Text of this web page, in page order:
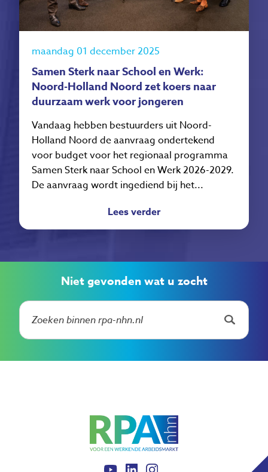
maandag 01 december 2025
Samen Sterk naar School en Werk:
Noord-Holland Noord zet koers naar
duurzaam werk voor jongeren
Vandaag hebben bestuurders uit Noord-
Holland Noord de aanvraag ondertekend
voor budget voor het regionaal programma
Samen Sterk naar School en Werk 2026-2029.
De aanvraag wordt ingediend bij het...
Lees verder
Niet gevonden wat u zocht